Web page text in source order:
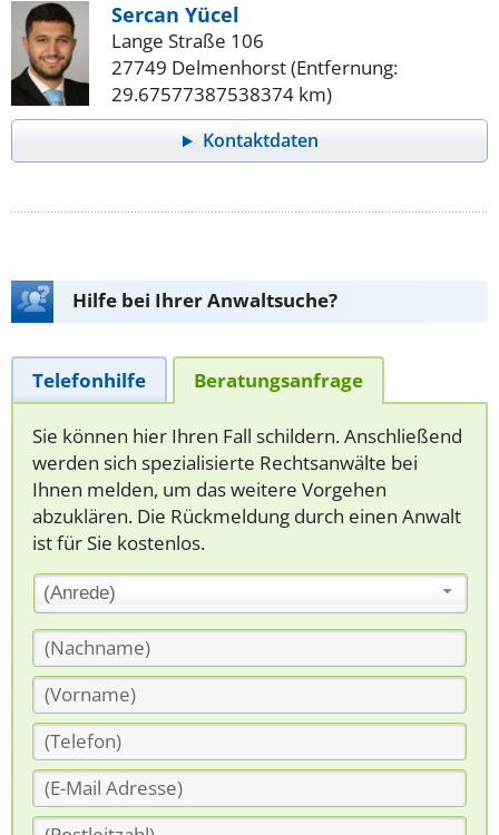
Sercan Yücel
Lange Straße 106
27749 Delmenhorst (Entfernung:
29.67577387538374 km)
Kontaktdaten
Hilfe bei Ihrer Anwaltsuche?
Telefonhilfe Beratungsanfrage
Sie können hier Ihren Fall schildern. Anschließend
werden sich spezialisierte Rechtsanwälte bei
Ihnen melden, um das weitere Vorgehen
abzuklären. Die Rückmeldung durch einen Anwalt
ist für Sie kostenlos.
(Anrede)